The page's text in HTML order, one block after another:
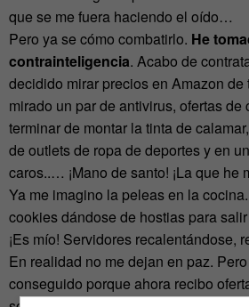
que se me fuera haciendo el oído…
Pero ya se cómo combatirlo. He
contrainteligencia. Acabo de
decidido mirar precios en Amazon
mirado un par de antivirus, ofertas de
terminar de montar la tinta de
de outlets de ropa de deportes y en
caros..… ¡Mano de santo! ¡La que he
Ya me imagino la peleas en la
cookies dándose de hostias para
¡Es mío! Servidores recalentándose,
En realidad no me dejan en paz.
conseguido porque ahora recibo